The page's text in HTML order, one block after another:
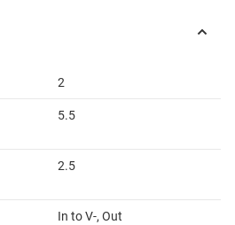
2
5.5
2.5
In to V-, Out